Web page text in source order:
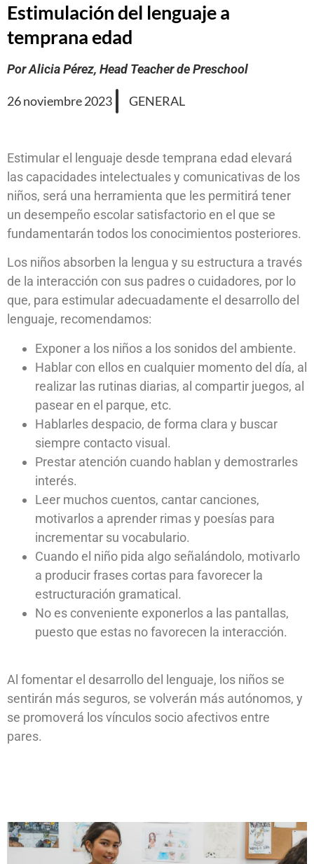
Estimulación del lenguaje a
temprana edad
Por Alicia Pérez, Head Teacher de Preschool
26 noviembre 2023 GENERAL
Estimular el lenguaje desde temprana edad elevará
las capacidades intelectuales y comunicativas de los
niños, será una herramienta que les permitirá tener
un desempeño escolar satisfactorio en el que se
fundamentarán todos los conocimientos posteriores.
Los niños absorben la lengua y su estructura a través
de la interacción con sus padres o cuidadores, por lo
que, para estimular adecuadamente el desarrollo del
lenguaje, recomendamos:
Exponer a los niños a los sonidos del ambiente.
Hablar con ellos en cualquier momento del día, al
realizar las rutinas diarias, al compartir juegos, al
pasear en el parque, etc.
Hablarles despacio, de forma clara y buscar
siempre contacto visual.
Prestar atención cuando hablan y demostrarles
interés.
Leer muchos cuentos, cantar canciones,
motivarlos a aprender rimas y poesías para
incrementar su vocabulario.
Cuando el niño pida algo señalándolo, motivarlo
a producir frases cortas para favorecer la
estructuración gramatical.
No es conveniente exponerlos a las pantallas,
puesto que estas no favorecen la interacción.
Al fomentar el desarrollo del lenguaje, los niños se
sentirán más seguros, se volverán más autónomos, y
se promoverá los vínculos socio afectivos entre
pares.